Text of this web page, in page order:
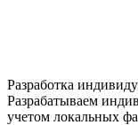
Разработка
Разрабатываем
учетом локальных